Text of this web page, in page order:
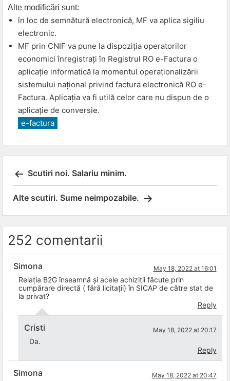
Alte modificări sunt:
în loc de semnătură electronică, MF va aplica sigiliu
electronic.
MF prin CNIF va pune la dispoziția operatorilor
economici înregistrați în Registrul RO e-Factura o
aplicație informatică la momentul operaționalizării
sistemului național privind factura electronică RO e-
Factura. Aplicația va fi utilă celor care nu dispun de o
aplicație de conversie.
e-factura
Post
navigation
Scutiri noi. Salariu minim.
Alte scutiri. Sume neimpozabile.
252 comentarii
Simona May 18, 2022 at 16:01
Relația B2G înseamnă și acele achiziții făcute prin
cumpărare directă ( fără licitații) în SICAP de către stat de
la privat?
Reply
Cristi May 18, 2022 at 20:17
Da.
Reply
Simona May 18, 2022 at 20:47